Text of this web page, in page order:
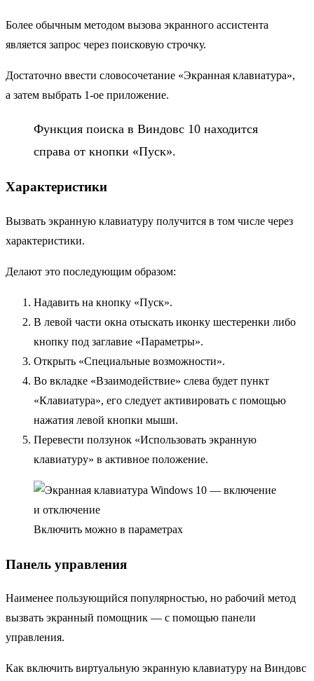
Более обычным методом вызова экранного ассистента
является запрос через поисковую строчку.
Достаточно ввести словосочетание «Экранная клавиатура»,
а затем выбрать 1-ое приложение.
Функция поиска в Виндовс 10 находится
справа от кнопки «Пуск».
Характеристики
Вызвать экранную клавиатуру получится в том числе через
характеристики.
Делают это последующим образом:
Надавить на кнопку «Пуск».
В левой части окна отыскать иконку шестеренки либо
кнопку под заглавие «Параметры».
Открыть «Специальные возможности».
Во вкладке «Взаимодействие» слева будет пункт
«Клавиатура», его следует активировать с помощью
нажатия левой кнопки мыши.
Перевести ползунок «Использовать экранную
клавиатуру» в активное положение.
Включить можно в параметрах
Панель управления
Наименее пользующийся популярностью, но рабочий метод
вызвать экранный помощник — с помощью панели
управления.
Как включить виртуальную экранную клавиатуру на Виндовс